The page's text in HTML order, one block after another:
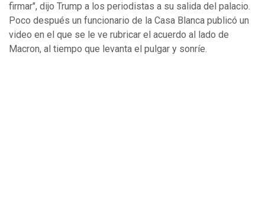
firmar", dijo Trump a los periodistas a su salida del palacio.
Poco después un funcionario de la Casa Blanca publicó un
video en el que se le ve rubricar el acuerdo al lado de
Macron, al tiempo que levanta el pulgar y sonríe.